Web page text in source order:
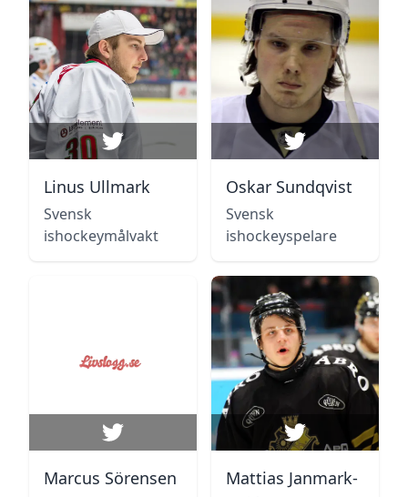
Linus Ullmark
Svensk
ishockeymålvakt
Oskar Sundqvist
Svensk
ishockeyspelare
Marcus Sörensen
Mattias Janmark-